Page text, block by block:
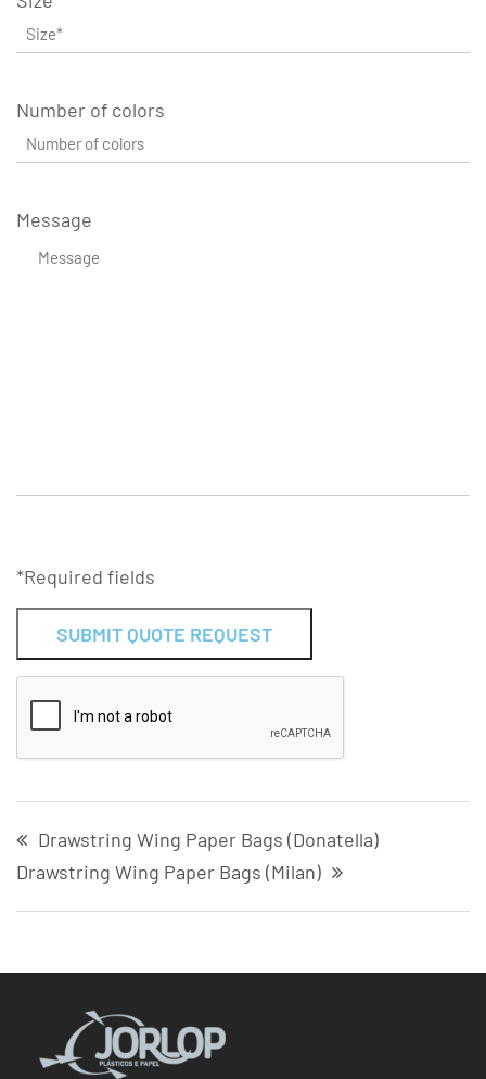
Number of colors
Message
*Required fields
Drawstring Wing Paper Bags (Donatella)
Drawstring Wing Paper Bags (Milan)